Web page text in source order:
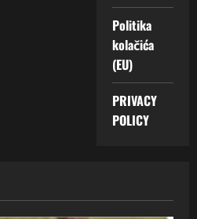
Politika
kolačića
(EU)
PRIVACY
POLICY